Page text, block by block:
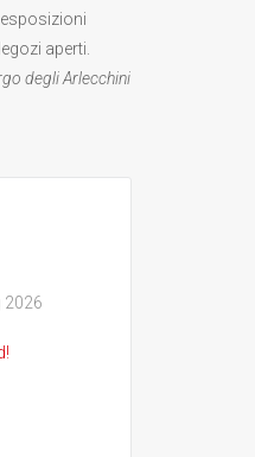
aperti.
degli Arlecchini
2026